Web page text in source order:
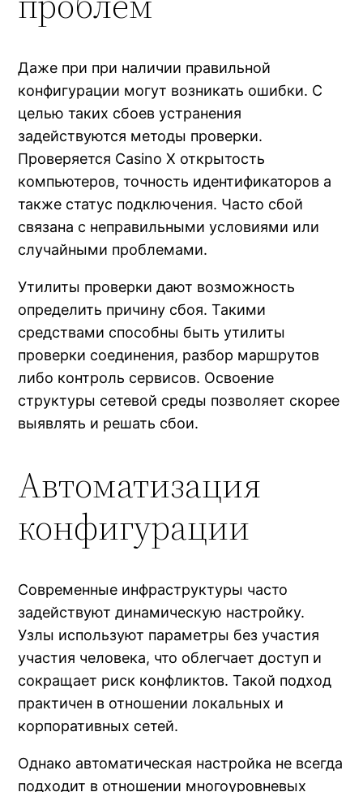
Даже при при наличии правильной
конфигурации могут возникать ошибки. С
целью таких сбоев устранения
задействуются методы проверки.
Проверяется Casino X открытость
компьютеров, точность идентификаторов а
также статус подключения. Часто сбой
связана с неправильными условиями или
случайными проблемами.
Утилиты проверки дают возможность
определить причину сбоя. Такими
средствами способны быть утилиты
проверки соединения, разбор маршрутов
либо контроль сервисов. Освоение
структуры сетевой среды позволяет скорее
выявлять и решать сбои.
Автоматизация
конфигурации
Современные инфраструктуры часто
задействуют динамическую настройку.
Узлы используют параметры без участия
участия человека, что облегчает доступ и
сокращает риск конфликтов. Такой подход
практичен в отношении локальных и
корпоративных сетей.
Однако автоматическая настройка не всегда
подходит в отношении многоуровневых